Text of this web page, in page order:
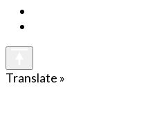
Translate »